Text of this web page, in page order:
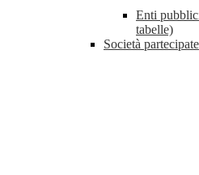
Enti
tabelle)
Società partecipate